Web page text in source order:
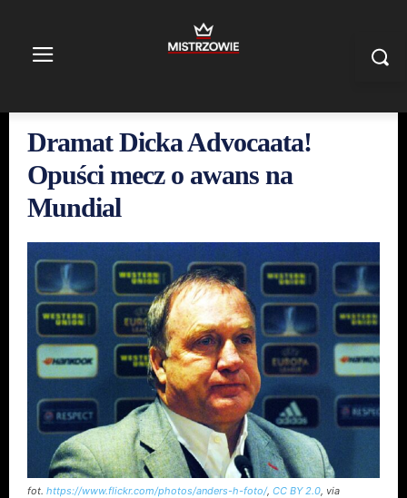
Dramat Dicka Advocaata!
Opuści mecz o awans na
Mundial
fot. https://www.flickr.com/photos/anders-h-foto/, CC BY 2.0, via